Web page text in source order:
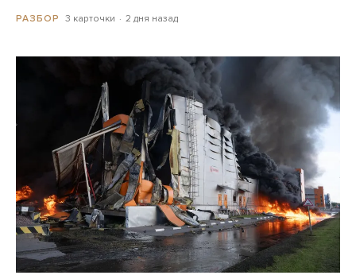
РАЗБОР 3 карточки 2 дня назад